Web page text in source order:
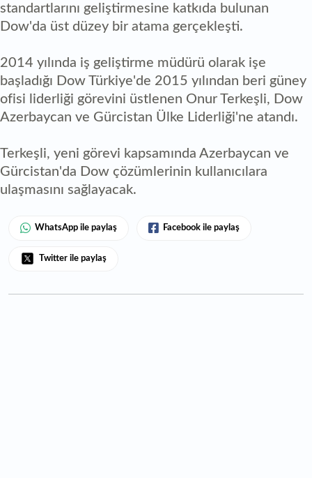
standartlarını geliştirmesine katkıda bulunan
Dow'da üst düzey bir atama gerçekleşti.
2014 yılında iş geliştirme müdürü olarak işe
başladığı Dow Türkiye'de 2015 yılından beri güney
ofisi liderliği görevini üstlenen Onur Terkeşli, Dow
Azerbaycan ve Gürcistan Ülke Liderliği'ne atandı.
Terkeşli, yeni görevi kapsamında Azerbaycan ve
Gürcistan'da Dow çözümlerinin kullanıcılara
ulaşmasını sağlayacak.
WhatsApp ile paylaş Facebook ile paylaş
Twitter ile paylaş